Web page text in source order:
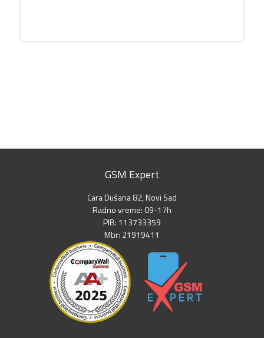
GSM Expert
Cara Dušana 82, Novi Sad
Radno vreme: 09-17h
PIB: 113733359
Mbr: 21919411